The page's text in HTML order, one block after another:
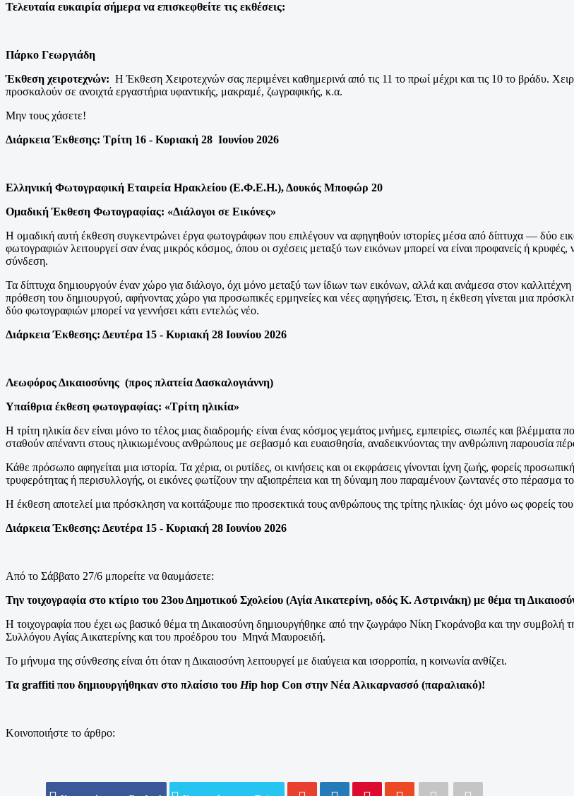
Τελευταία ευκαιρία σήμερα να επισκεφθείτε τις εκθέσεις:
Πάρκο Γεωργιάδη
Έκθεση χειροτεχνών: Η Έκθεση Χειροτεχνών σας περιμένει καθημερινά από τις 11 το πρωί μέχρι και τις 10 το βράδυ.
προσκαλούν σε ανοιχτά εργαστήρια υφαντικής, μακραμέ, ζωγραφικής, κ.α.
Μην τους χάσετε!
Διάρκεια Έκθεσης: Τρίτη 16 - Κυριακή 28 Ιουνίου 2026
Ελληνική Φωτογραφική Εταιρεία Ηρακλείου (Ε.Φ.Ε.Η.),Δουκός Μποφώρ 20
Ομαδική Έκθεση Φωτογραφίας: «Διάλογοι σε Εικόνες»
Η ομαδική αυτή έκθεση συγκεντρώνει έργα φωτογράφων που επιλέγουν να αφηγηθούν ιστορίες μέσα από δίπτυχα — δύο
φωτογραφιών λειτουργεί σαν ένας μικρός κόσμος, όπου οι σχέσεις μεταξύ των εικόνων μπορεί να είναι προφανείς ή κρυφές,
σύνδεση.
Τα δίπτυχα δημιουργούν έναν χώρο για διάλογο, όχι μόνο μεταξύ των ίδιων των εικόνων, αλλά και ανάμεσα στον
πρόθεση του δημιουργού, αφήνοντας χώρο για προσωπικές ερμηνείες και νέες αφηγήσεις. Έτσι, η έκθεση γίνεται μια
δύο φωτογραφιών μπορεί να γεννήσει κάτι εντελώς νέο.
Διάρκεια Έκθεσης: Δευτέρα 15 - Κυριακή 28 Ιουνίου 2026
Λεωφόρος Δικαιοσύνης (προς πλατεία Δασκαλογιάννη)
Υπαίθρια έκθεση φωτογραφίας: «Τρίτη ηλικία»
Η τρίτη ηλικία δεν είναι μόνο το τέλος μιας διαδρομής· είναι ένας κόσμος γεμάτος μνήμες, εμπειρίες, σιωπές και
σταθούν απέναντι στους ηλικιωμένους ανθρώπους με σεβασμό και ευαισθησία, αναδεικνύοντας την ανθρώπινη παρουσία
Κάθε πρόσωπο αφηγείται μια ιστορία. Τα χέρια, οι ρυτίδες, οι κινήσεις και οι εκφράσεις γίνονται ίχνη ζωής, φορείς
τρυφερότητας ή περισυλλογής, οι εικόνες φωτίζουν την αξιοπρέπεια και τη δύναμη που παραμένουν ζωντανές στο πέρασμα
Η έκθεση αποτελεί μια πρόσκληση να κοιτάξουμε πιο προσεκτικά τους ανθρώπους της τρίτης ηλικίας· όχι μόνο ως φορείς
Διάρκεια Έκθεσης: Δευτέρα 15 - Κυριακή 28 Ιουνίου 2026
Από το Σάββατο 27/6 μπορείτε να θαυμάσετε:
Την τοιχογραφία στο κτίριο του 23ου Δημοτικού Σχολείου (Αγία Αικατερίνη, οδός Κ. Αστρινάκη) με θέμα τη
Η τοιχογραφία που έχει ως βασικό θέμα τη Δικαιοσύνη δημιουργήθηκε από την ζωγράφο Νίκη Γκοράνοβα και την
Συλλόγου Αγίας Αικατερίνης και του προέδρου του Μηνά Μαυροειδή.
Το μήνυμα της σύνθεσης είναι ότι όταν η Δικαιοσύνη λειτουργεί με διαύγεια και ισορροπία, η κοινωνία ανθίζει.
Τα graffiti που δημιουργήθηκαν στο πλαίσιο του Hip hop Con στην Νέα Αλικαρνασσό (παραλιακό)!
Κοινοποιήστε το άρθρο: